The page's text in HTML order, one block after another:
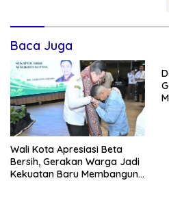
Baca Juga
Wali Kota Apresiasi Beta
Bersih, Gerakan Warga Jadi
Kekuatan Baru Membangun